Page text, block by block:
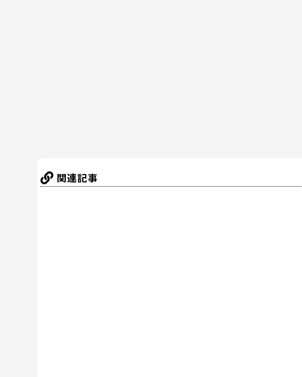
関連記事